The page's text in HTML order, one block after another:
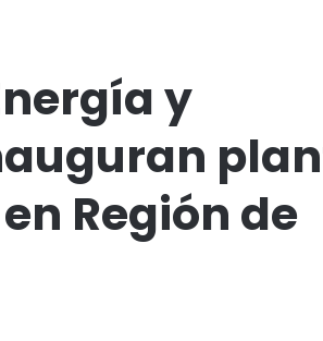
y
Región de